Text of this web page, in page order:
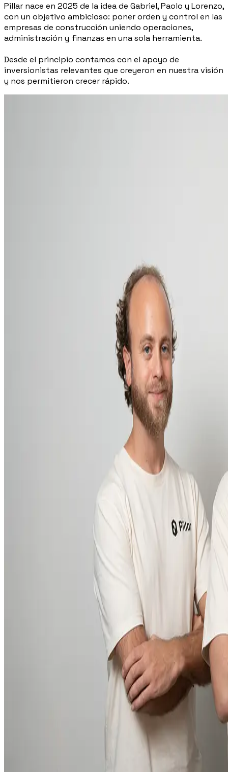
Pillar nace en 2025 de la idea de Gabriel, Paolo y Lorenzo,
con un objetivo ambicioso: poner orden y control en las
empresas de construcción uniendo operaciones,
administración y finanzas en una sola herramienta.
Desde el principio contamos con el apoyo de
inversionistas relevantes que creyeron en nuestra visión
y nos permitieron crecer rápido.